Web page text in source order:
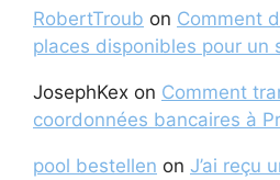
RobertTroub on Comment
places disponibles pour un
JosephKex on Comment
coordonnées bancaires à
pool bestellen on J’ai reçu